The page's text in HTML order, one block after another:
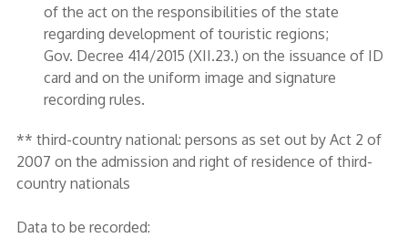
of the act on the responsibilities of the state
regarding development of touristic regions;
Gov. Decree 414/2015 (XII.23.) on the issuance of ID
card and on the uniform image and signature
recording rules.
** third-country national: persons as set out by Act 2 of
2007 on the admission and right of residence of third-
country nationals
Data to be recorded: